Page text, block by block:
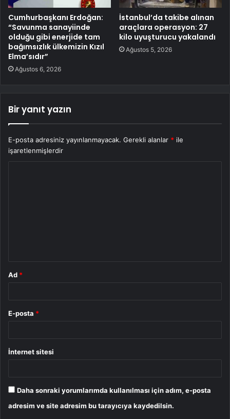
Cumhurbaşkanı Erdoğan:
“Savunma sanayiinde
olduğu gibi enerjide tam
bağımsızlık ülkemizin Kızıl
Elma’sıdır”
Ağustos 6, 2026
İstanbul’da takibe alınan
araçlara operasyon: 27
kilo uyuşturucu yakalandı
Ağustos 5, 2026
Bir yanıt yazın
E-posta adresiniz yayınlanmayacak. Gerekli alanlar * ile
işaretlenmişlerdir
Ad *
E-posta *
İnternet sitesi
Daha sonraki yorumlarımda kullanılması için adım, e-posta
adresim ve site adresim bu tarayıcıya kaydedilsin.